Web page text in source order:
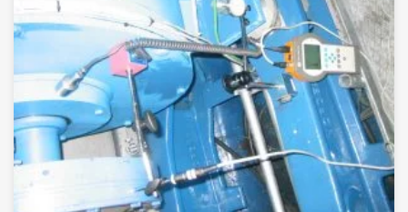
ckelt werden?
Wir wickeln Elektromotoren fast aller Hersteller und
Art schnell und kompetent neu.
>>> MEHR